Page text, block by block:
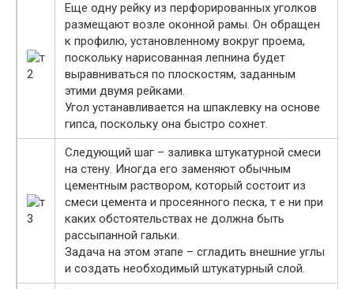
Еще одну рейку из перфорированных уголков
размещают возле оконной рамы. Он обращен
к профилю, установленному вокруг проема,
поскольку нарисованная лепнина будет
выравниваться по плоскостям, заданным
этими двумя рейками.
Угол устанавливается на шпаклевку на основе
гипса, поскольку она быстро сохнет.
Следующий шаг – заливка штукатурной смеси
на стену. Иногда его заменяют обычным
цементным раствором, который состоит из
смеси цемента и просеянного песка, т е ни при
каких обстоятельствах не должна быть
рассыпанной гальки.
Задача на этом этапе – сгладить внешние углы
и создать необходимый штукатурный слой.